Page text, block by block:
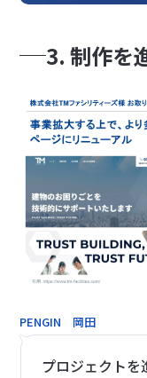
3. 制作を
PENGIN 岡田
プロジェクト